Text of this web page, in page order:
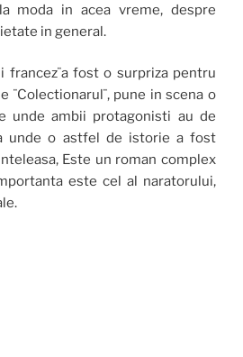
moda in acea vreme, despre
in general.
francez¨a fost o surpriza pentru
¨Colectionarul¨, pune in scena o
unde ambii protagonisti au de
unde o astfel de istorie a fost
Este un roman complex
este cel al naratorului,